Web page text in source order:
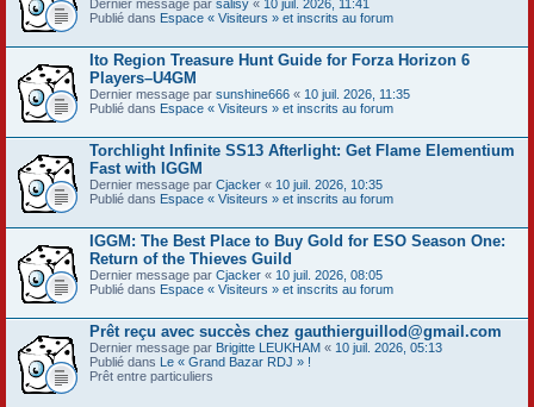
Dernier message par salisy « 10 juil. 2026, 11:41
Publié dans Espace « Visiteurs » et inscrits au forum
Ito Region Treasure Hunt Guide for Forza Horizon 6
Players–U4GM
Dernier message par sunshine666 « 10 juil. 2026, 11:35
Publié dans Espace « Visiteurs » et inscrits au forum
Torchlight Infinite SS13 Afterlight: Get Flame Elementium
Fast with IGGM
Dernier message par Cjacker « 10 juil. 2026, 10:35
Publié dans Espace « Visiteurs » et inscrits au forum
IGGM: The Best Place to Buy Gold for ESO Season One:
Return of the Thieves Guild
Dernier message par Cjacker « 10 juil. 2026, 08:05
Publié dans Espace « Visiteurs » et inscrits au forum
Prêt reçu avec succès chez gauthierguillod@gmail.com
Dernier message par Brigitte LEUKHAM « 10 juil. 2026, 05:13
Publié dans Le « Grand Bazar RDJ » !
Prêt entre particuliers